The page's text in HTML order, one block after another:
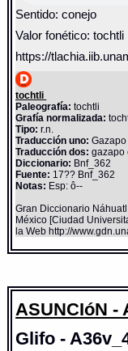
Sentido: conejo
Valor fonético: tochtli
https://
tochtli
Paleografía: tochtli
Grafía normalizada:
Tipo: r.n.
Traducción uno:
Traducción dos: gazapo
Diccionario: Bnf_362
Fuente: 17?? Bnf_362
Notas: Esp: ô--
Gran Diccionario
México [Ciudad
la Web http://
ASUNCIóN -
Glifo -